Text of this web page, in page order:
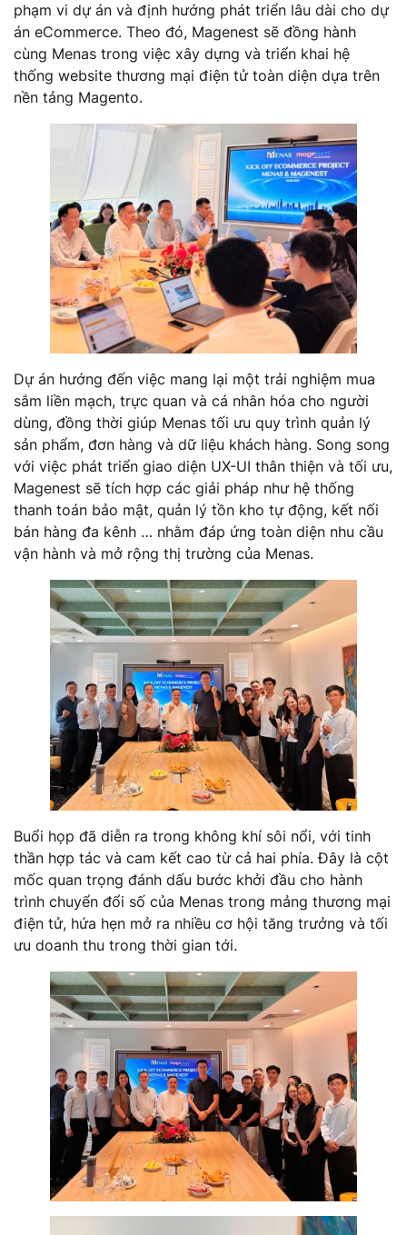
phạm vi dự án và định hướng phát triển lâu dài cho dự
án eCommerce. Theo đó, Magenest sẽ đồng hành
cùng Menas trong việc xây dựng và triển khai hệ
thống website thương mại điện tử toàn diện dựa trên
nền tảng Magento.
Dự án hướng đến việc mang lại một trải nghiệm mua
sắm liền mạch, trực quan và cá nhân hóa cho người
dùng, đồng thời giúp Menas tối ưu quy trình quản lý
sản phẩm, đơn hàng và dữ liệu khách hàng. Song song
với việc phát triển giao diện UX-UI thân thiện và tối ưu,
Magenest sẽ tích hợp các giải pháp như hệ thống
thanh toán bảo mật, quản lý tồn kho tự động, kết nối
bán hàng đa kênh … nhằm đáp ứng toàn diện nhu cầu
vận hành và mở rộng thị trường của Menas.
Buổi họp đã diễn ra trong không khí sôi nổi, với tinh
thần hợp tác và cam kết cao từ cả hai phía. Đây là cột
mốc quan trọng đánh dấu bước khởi đầu cho hành
trình chuyển đổi số của Menas trong mảng thương mại
điện tử, hứa hẹn mở ra nhiều cơ hội tăng trưởng và tối
ưu doanh thu trong thời gian tới.